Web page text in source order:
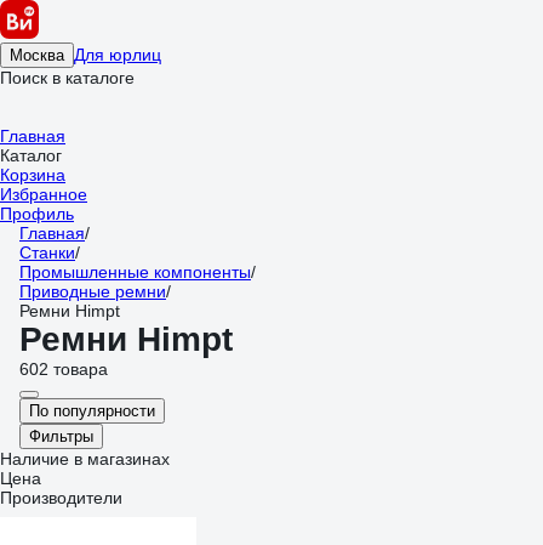
Москва Для юрлиц
Поиск в каталоге
Главная
Каталог
Корзина
Избранное
Профиль
Главная/
Станки/
Промышленные компоненты/
Приводные ремни/
Ремни Himpt
Ремни Himpt
602 товара
По популярности
Фильтры
Наличие в магазинах
Цена
Производители